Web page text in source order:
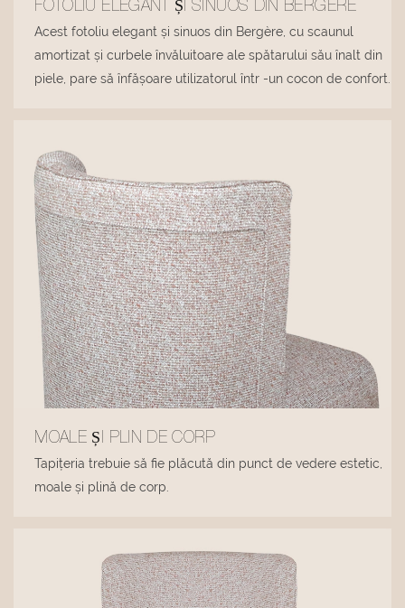
FOTOLIU ELEGANT ȘI SINUOS DIN BERGÈRE
Acest fotoliu elegant și sinuos din Bergère, cu scaunul
amortizat și curbele învăluitoare ale spătarului său înalt din
piele, pare să înfășoare utilizatorul într -un cocon de confort.
MOALE ȘI PLIN DE CORP
Tapițeria trebuie să fie plăcută din punct de vedere estetic,
moale și plină de corp.